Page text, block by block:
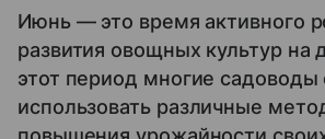
Июнь — это время активного
развития овощных культур на
этот период многие садоводы
использовать различные